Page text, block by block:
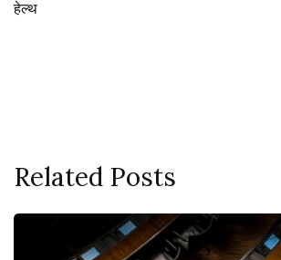
हेल्थ
Related Posts